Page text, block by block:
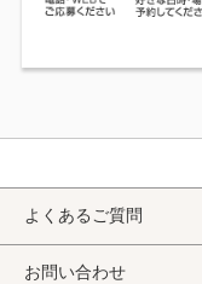
よくあるご質問
お問い合わせ